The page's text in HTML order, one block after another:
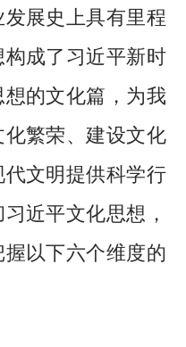
展史上具有里程
成了习近平新时
的文化篇，为我
繁荣、建设文化
文明提供科学行
近平文化思想，
以下六个维度的